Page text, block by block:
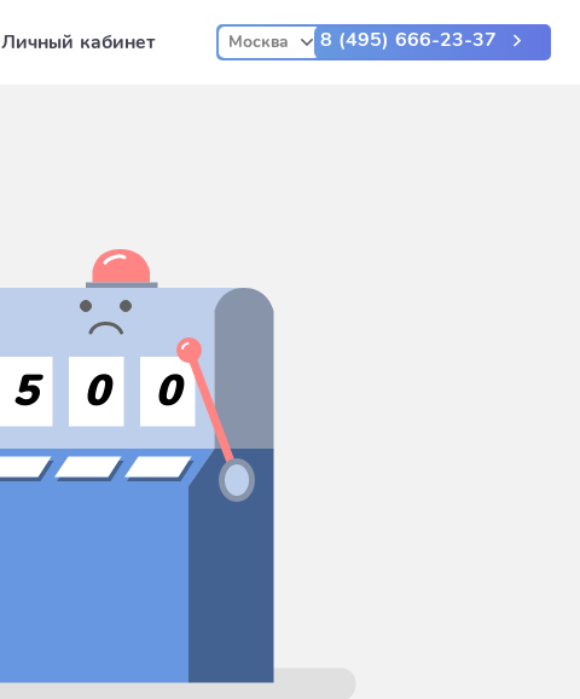
Личный кабинет Москва 8 (495) 666-23-37
5 0 0